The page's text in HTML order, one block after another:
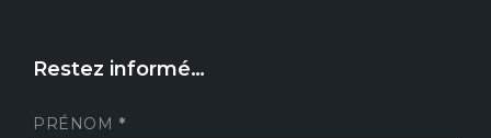
Restez informé…
PRÉNOM *